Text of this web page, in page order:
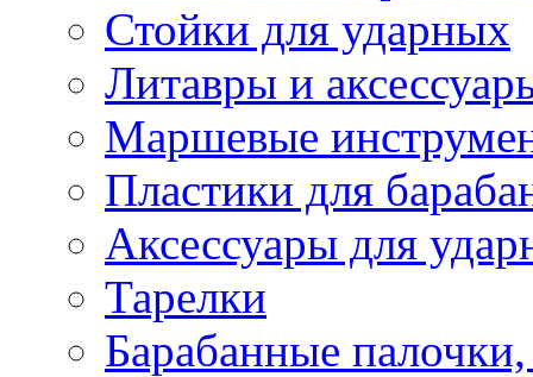
Стойки для ударных
Литавры и
Маршевые
Пластики для
Аксессуары для
Тарелки
Барабанные палочки,